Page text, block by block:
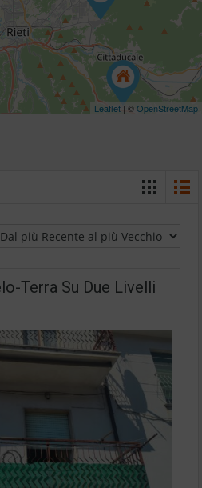
Leaflet | ©OpenStreetMap
Terra Su Due Livelli